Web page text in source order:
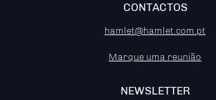
CONTACTOS
hamlet@hamlet.com.pt
Marque uma reunião
NEWSLETTER